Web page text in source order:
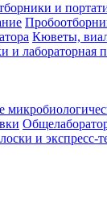
и
Кюветы,
и лабораторная
и экспресс-